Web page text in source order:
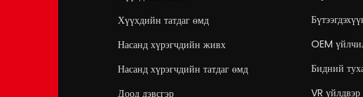
Хүүхдийн татдаг өмд
Насанд хүрэгчдийн живх
Насанд хүрэгчдийн татдаг өмд
Доод дэвсгэр
OEM
Бидний
VR үйлдвэр